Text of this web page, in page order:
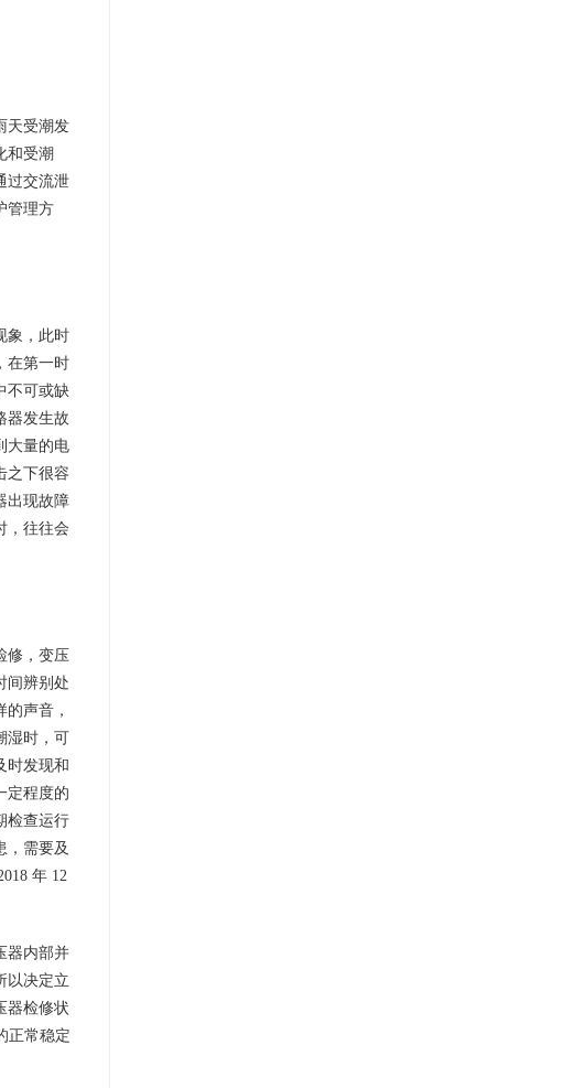
天受潮发
和受潮
过交流泄
管理方
象，此时
在第一时
不可或缺
器发生故
大量的电
之下很容
出现故障
，往往会
修，变压
间辨别处
声音，
湿时，可
时发现和
定程度的
检查运行
，需要及
年 12
器内部并
以决定立
器检修状
正常稳定